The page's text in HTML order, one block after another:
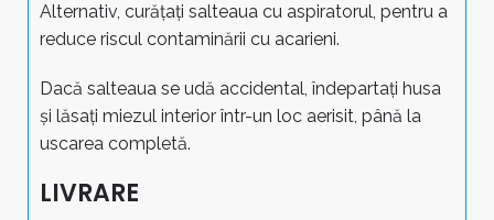
Alternativ, curățați salteaua cu aspiratorul, pentru a
reduce riscul contaminării cu acarieni.
Dacă salteaua se udă accidental, îndepartați husa
și lăsați miezul interior într-un loc aerisit, până la
uscarea completă.
LIVRARE